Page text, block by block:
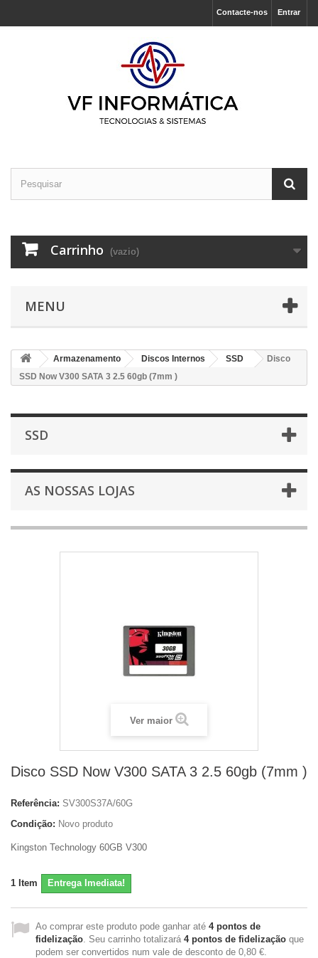
Entrar
Contacte-nos
Carrinho (vazio)
MENU
Armazenamento Discos Internos SSD
Disco
SSD Now V300 SATA 3 2.5 60gb (7mm )
SSD
AS NOSSAS LOJAS
Ver maior
Disco SSD Now V300 SATA 3 2.5 60gb (7mm )
Referência: SV300S37A/60G
Condição: Novo produto
Kingston Technology 60GB V300
1 Item Entrega Imediata!
Ao comprar este produto pode ganhar até 4pontos de
fidelização. Seu carrinho totalizará 4pontos de fidelização que
podem ser convertidos num vale de desconto de 0,80 €.